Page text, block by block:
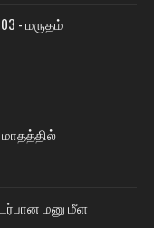
- மருதம்
மனு மீள